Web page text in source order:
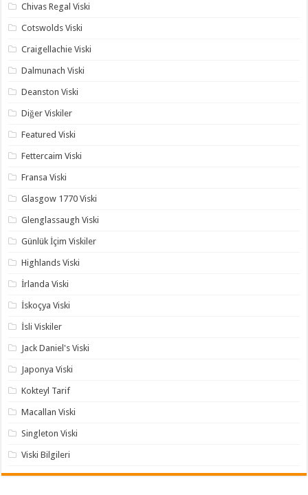
Chivas Regal Viski
Cotswolds Viski
Craigellachie Viski
Dalmunach Viski
Deanston Viski
Diğer Viskiler
Featured Viski
Fettercaim Viski
Fransa Viski
Glasgow 1770 Viski
Glenglassaugh Viski
Günlük İçim Viskiler
Highlands Viski
İrlanda Viski
İskoçya Viski
İsli Viskiler
Jack Daniel's Viski
Japonya Viski
Kokteyl Tarif
Macallan Viski
Singleton Viski
Viski Bilgileri